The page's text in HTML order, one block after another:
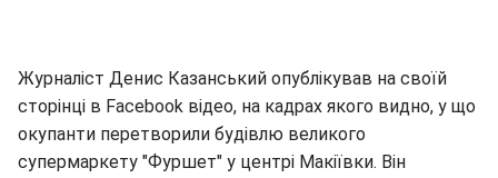
Журналіст Денис Казанський опублікував на своїй
сторінці в Facebook відео, на кадрах якого видно, у що
окупанти перетворили будівлю великого
супермаркету "Фуршет" у центрі Макіївки. Він